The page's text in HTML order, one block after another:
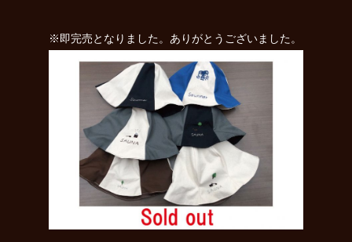
※即完売となりました。ありがとうございました。